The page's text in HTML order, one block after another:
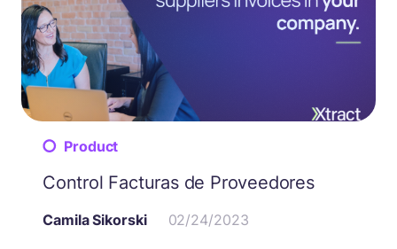
Product
Control Facturas de Proveedores
Camila Sikorski 02/24/2023